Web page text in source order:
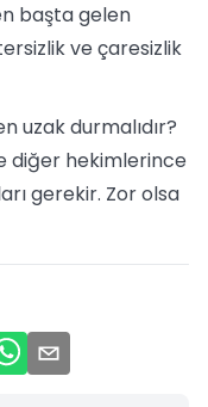
başta gelen
ve çaresizlik
uzak durmalıdır?
diğer hekimlerince
gerekir. Zor olsa